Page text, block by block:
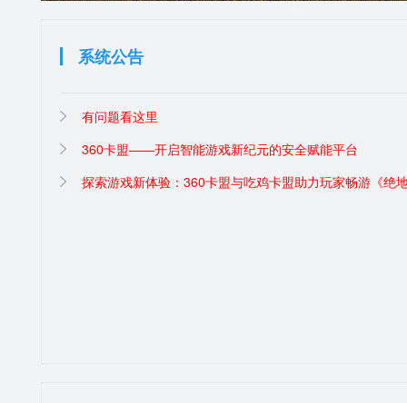
系统公告
有问题看这里
360卡盟——开启智能游戏新纪元的安全赋能平台
探索游戏新体验：360卡盟与吃鸡卡盟助力玩家畅游《绝